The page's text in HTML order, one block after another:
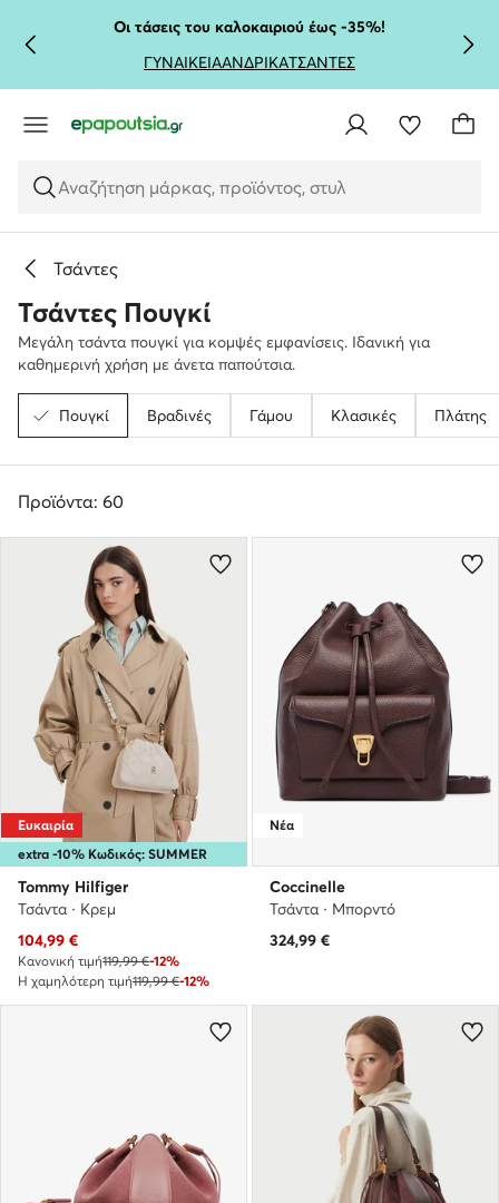
ΜΕΤΆΒΑΣΗ ΣΤΟ ΚΎΡΙΟ ΠΕΡΙΕΧΌΜΕΝΟ
ΜΕΤΆΒΑΣΗ ΣΤΗΝ ΑΝΑΖΉΤΗΣΗ
Οι τάσεις του καλοκαιριού έως -35%!
ΓΥΝΑΙΚΕΙΑΑΝΔΡΙΚΑΤΣΑΝΤΕΣ
Αναζήτηση μάρκας, προϊόντος, στυλ
Τσάντες
Τσάντες Πουγκί
Μεγάλη τσάντα πουγκί για κομψές εμφανίσεις. Ιδανική για
καθημερινή χρήση με άνετα παπούτσια.
Πουγκί Βραδινές Γάμου Κλασικές Πλάτης
Προϊόντα: 60
extra -10% Κωδικός: SUMMER
Ευκαιρία
Tommy Hilfiger
Τσάντα · Κρεμ
Τρέχουσα τιμή
104,99 €
Κανονική τιμή119,99 €-12%
Η χαμηλότερη τιμή119,99 €-12%
Νέα
Coccinelle
Τσάντα · Μπορντό
324,99 €